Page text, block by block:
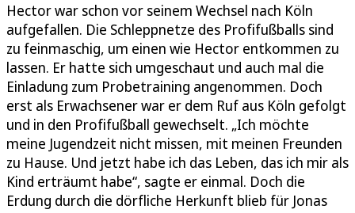
Hector war schon vor seinem Wechsel nach Köln
aufgefallen. Die Schleppnetze des Profifußballs sind
zu feinmaschig, um einen wie Hector entkommen zu
lassen. Er hatte sich umgeschaut und auch mal die
Einladung zum Probetraining angenommen. Doch
erst als Erwachsener war er dem Ruf aus Köln gefolgt
und in den Profifußball gewechselt. „Ich möchte
meine Jugendzeit nicht missen, mit meinen Freunden
zu Hause. Und jetzt habe ich das Leben, das ich mir als
Kind erträumt habe“, sagte er einmal. Doch die
Erdung durch die dörfliche Herkunft blieb für Jonas